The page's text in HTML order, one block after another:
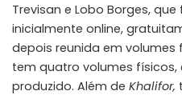
Trevisan e Lobo Borges,
inicialmente online,
depois reunida em volumes
tem quatro volumes
produzido. Além de Khalifor,